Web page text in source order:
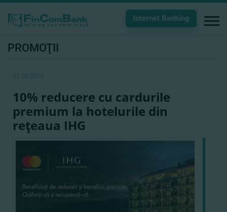
Internet Banking
PROMOŢII
01.08.2022
10% reducere cu cardurile
premium la hotelurile din
reţeaua IHG